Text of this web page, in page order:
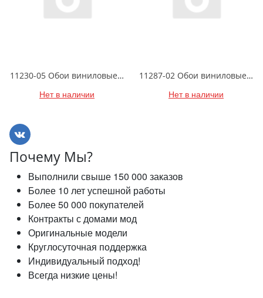
11230-05 Обои виниловые на флизелиновой основе Диски- уни1.06 X 10м
Нет в наличии
11287-02 Обои виниловые на флизелиновой основе Мирадор1.06 X 10м
Нет в наличии
Почему Мы?
Выполнили свыше 150 000 заказов
Более 10 лет успешной работы
Более 50 000 покупателей
Контракты с домами мод
Оригинальные модели
Круглосуточная поддержка
Индивидуальный подход!
Всегда низкие цены!